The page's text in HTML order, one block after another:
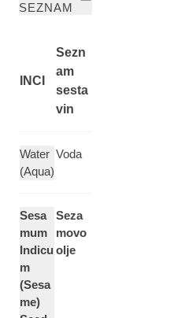
SEZNAM
INCI
Sezn
am
sesta
vin
Water
(Aqua)
Voda
Sesa
mum
Indicu
m
(Sesa
me)
Seza
movo
olje